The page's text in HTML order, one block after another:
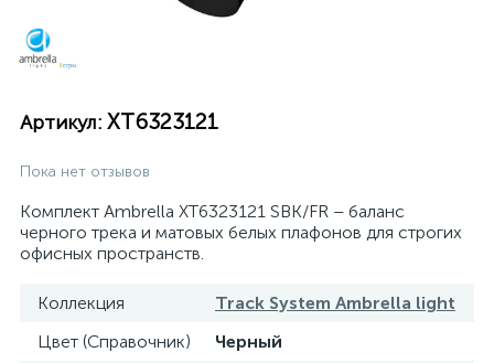
Артикул: XT6323121
Пока нет отзывов
Комплект Ambrella XT6323121 SBK/FR – баланс
черного трека и матовых белых плафонов для строгих
офисных пространств.
Коллекция
Track System Ambrella light
Цвет (Справочник)
Черный